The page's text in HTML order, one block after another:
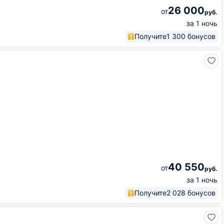
от26 000руб.
за 1 ночь
Получите1 300 бонусов
от40 550руб.
за 1 ночь
Получите2 028 бонусов